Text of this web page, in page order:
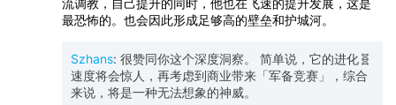
流调教，自己提升的同时，他也在飞速的提升发展，这是
最恐怖的。也会因此形成足够高的壁垒和护城河。
Szhans: 很赞同你这个深度洞察。 简单说，它的进化🧬
速度将会惊人，再考虑到商业带来「军备竞赛」，综合
来说，将是一种无法想象的神威。